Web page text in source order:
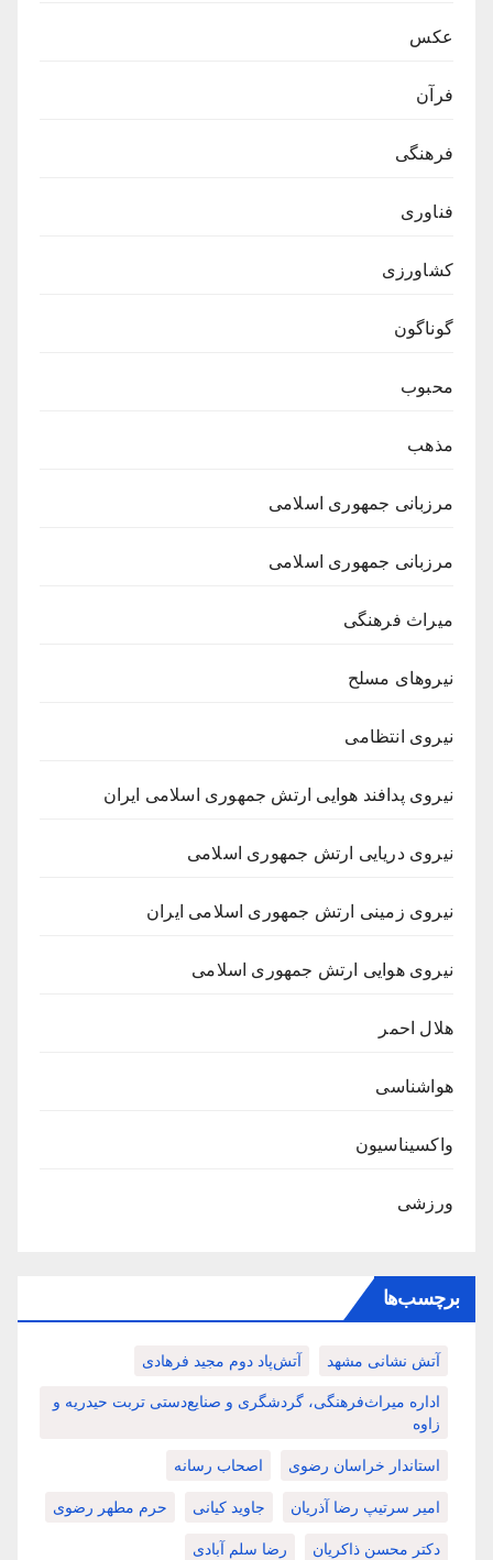
عکس
فرآن
فرهنگی
فناوری
کشاورزی
گوناگون
محبوب
مذهب
مرزبانی جمهوری اسلامی
مرزبانی جمهوری اسلامی
میراث فرهنگی
نیروهای مسلح
نیروی انتظامی
نیروی پدافند هوایی ارتش جمهوری اسلامی ایران
نیروی دریایی ارتش جمهوری اسلامی
نیروی زمینی ارتش جمهوری اسلامی ایران
نیروی هوایی ارتش جمهوری اسلامی
هلال احمر
هواشناسی
واکسیناسیون
ورزشی
برچسب‌ها
آتش نشانی مشهد آتش‌پاد دوم مجید فرهادی
اداره میراث‌فرهنگی، گردشگری و صنایع‌دستی تربت حیدریه و
زاوه
استاندار خراسان رضوی اصحاب رسانه
امیر سرتیپ رضا آذریان جاوید کیانی حرم مطهر رضوی
دکتر محسن ذاکریان رضا سلم آبادی